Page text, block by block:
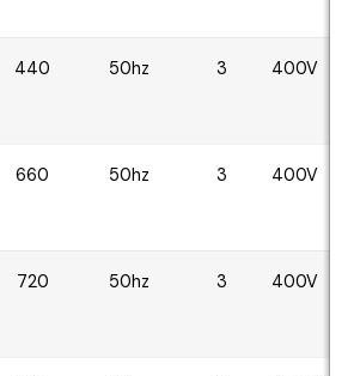
440 50hz 3 400V
660 50hz 3 400V
720 50hz 3 400V